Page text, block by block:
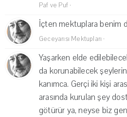
Paf ve Puf ·
İçten mektuplara benim
Geceyarısı Mektupları ·
Yaşarken elde
da korunabilecek
kanımca. Gerçi iki kişi
arasında kurulan şey
götürür ya, neyse biz